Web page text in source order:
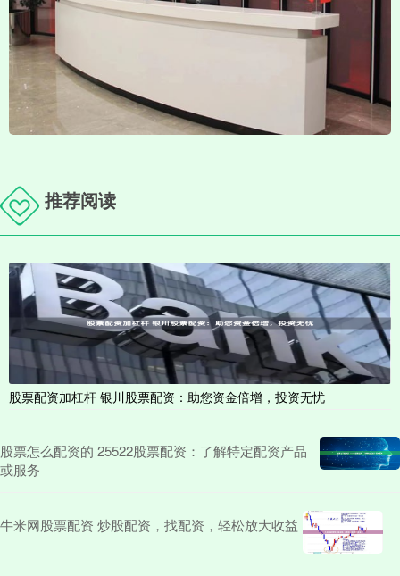
推荐阅读
股票配资加杠杆 银川股票配资：助您资金倍增，投资无忧
股票怎么配资的 25522股票配资：了解特定配资产品
或服务
牛米网股票配资 炒股配资，找配资，轻松放大收益